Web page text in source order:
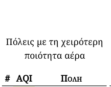
Πόλεις με τη χειρότερη
ποιότητα αέρα
# AQI
Πόλη